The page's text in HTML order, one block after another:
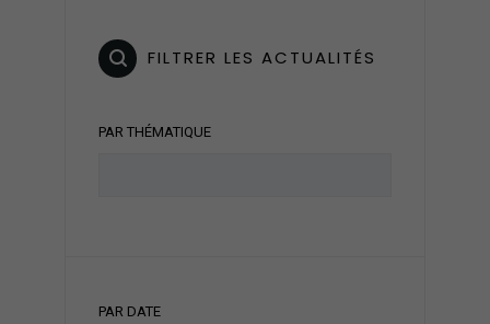
FILTRER LES ACTUALITÉS
PAR THÉMATIQUE
PAR DATE